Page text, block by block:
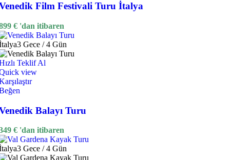
Film Festivali Turu İtalya
€ 'dan itibaren
3 Gece / 4 Gün
Teklif Al
view
Balayı Turu
€ 'dan itibaren
3 Gece / 4 Gün